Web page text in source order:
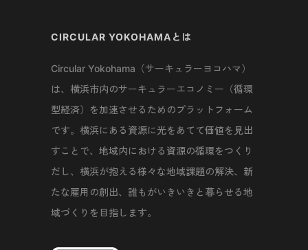
CIRCULAR YOKOHAMAとは
Circular Yokohama（サーキュラーヨコハマ）
は、横浜市内のサーキュラーエコノミー（循環
型経済）を加速させるためのプラットフォーム
です。横浜にある資源に光をあてて価値を見出
すことで、地域内における資源の循環をつくり
だし、横浜が抱える様々な地域課題の解決、新
たな雇用の創出、誰もがいきいきと暮らせる地
域づくりを目指します。